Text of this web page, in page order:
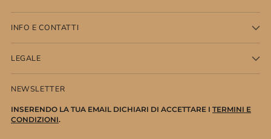
INFO E CONTATTI
LEGALE
NEWSLETTER
INSERENDO LA TUA EMAIL DICHIARI DI ACCETTARE I TERMINI E
CONDIZIONI.